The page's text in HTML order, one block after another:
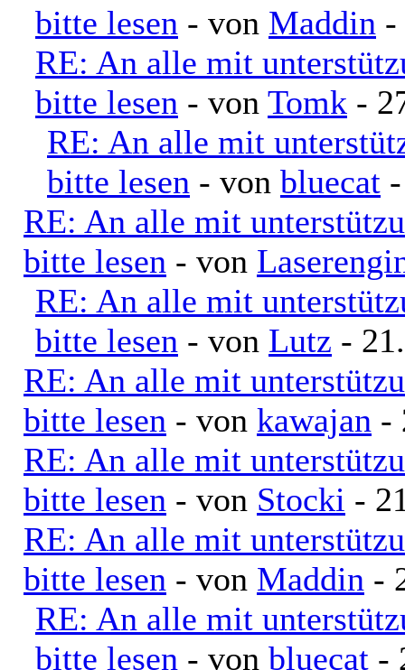
bitte lesen - von Maddin -
RE: An alle mit
bitte lesen - von Tomk -
RE: An alle mit
bitte lesen - von bluecat
RE: An alle mit
bitte lesen - von
RE: An alle mit
bitte lesen - von Lutz -
RE: An alle mit
bitte lesen - von kawajan -
RE: An alle mit
bitte lesen - von Stocki -
RE: An alle mit
bitte lesen - von Maddin -
RE: An alle mit
bitte lesen - von bluecat -